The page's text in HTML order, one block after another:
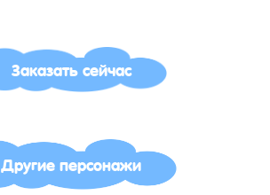
Заказать сейчас
Другие персонажи